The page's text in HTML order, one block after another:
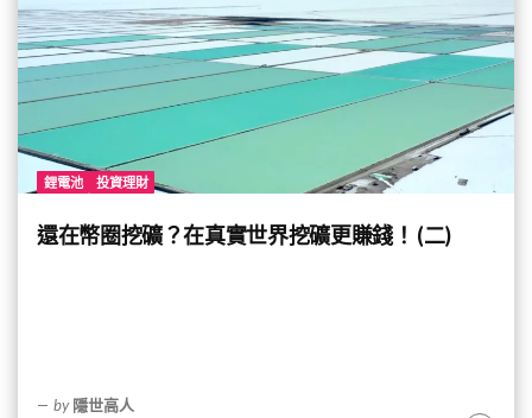
鋰電池 投資理財
還在幣圈挖礦？在真實世界挖礦更賺錢！ (二)
by 隱世高人